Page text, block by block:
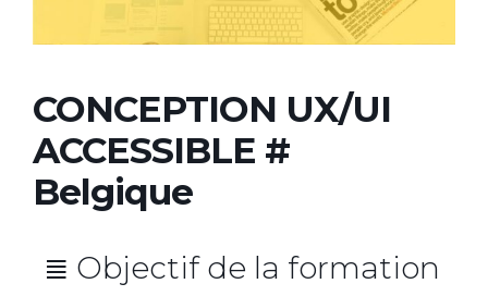
CONCEPTION UX/UI
ACCESSIBLE #
Belgique
≣ Objectif de la formation